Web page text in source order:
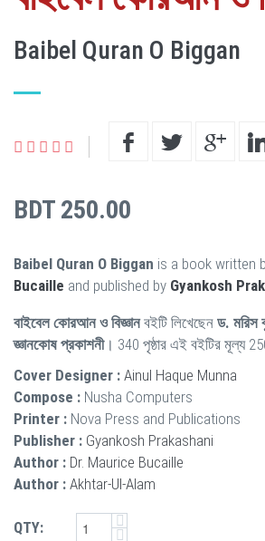
Baibel Quran O Biggan
BDT 250.00
Baibel Quran O Biggan is a book written
Bucaille and published by Gyankosh
বাইবেল কোরআন ও বিজ্ঞানবইটি লিখেছেন ড. মরিস
জ্ঞানকোষ প্রকাশনী। 340 পৃষ্ঠার এই বইটির মূল্য
Cover Designer : Ainul Haque Munna
Compose : Nusha Computers
Printer : Nova Press and Publications
Publisher : Gyankosh Prakashani
Author : Dr. Maurice Bucaille
Author : Akhtar-Ul-Alam
QTY: